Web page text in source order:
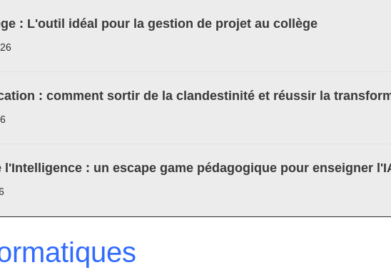
: L'outil idéal pour la gestion de projet au collège
: comment sortir de la clandestinité et réussir la
l'Intelligence : un escape game pédagogique pour enseigner